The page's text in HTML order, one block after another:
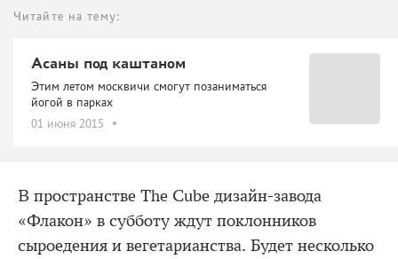
Читайте на тему:
Асаны под каштаном
Этим летом москвичи смогут позаниматься
йогой в парках
01 июня 2015
В пространстве The Cube дизайн-завода
«Флакон» в субботу ждут поклонников
сыроедения и вегетарианства. Будет несколько